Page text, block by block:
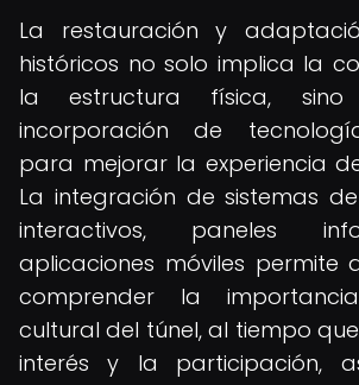
La restauración y
históricos no solo implica la
la estructura física,
incorporación de
para mejorar la experiencia
La integración de sistemas
interactivos, paneles
aplicaciones móviles permite
comprender la
cultural del túnel, al tiempo
interés y la participación,